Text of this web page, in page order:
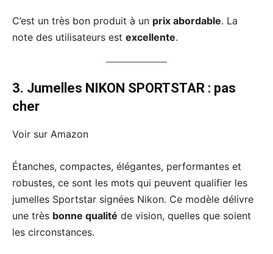
C’est un très bon produit à un prix abordable. La
note des utilisateurs est excellente.
3. Jumelles NIKON SPORTSTAR : pas
cher
Voir sur Amazon
Étanches, compactes, élégantes, performantes et
robustes, ce sont les mots qui peuvent qualifier les
jumelles Sportstar signées Nikon. Ce modèle délivre
une très bonne qualité de vision, quelles que soient
les circonstances.